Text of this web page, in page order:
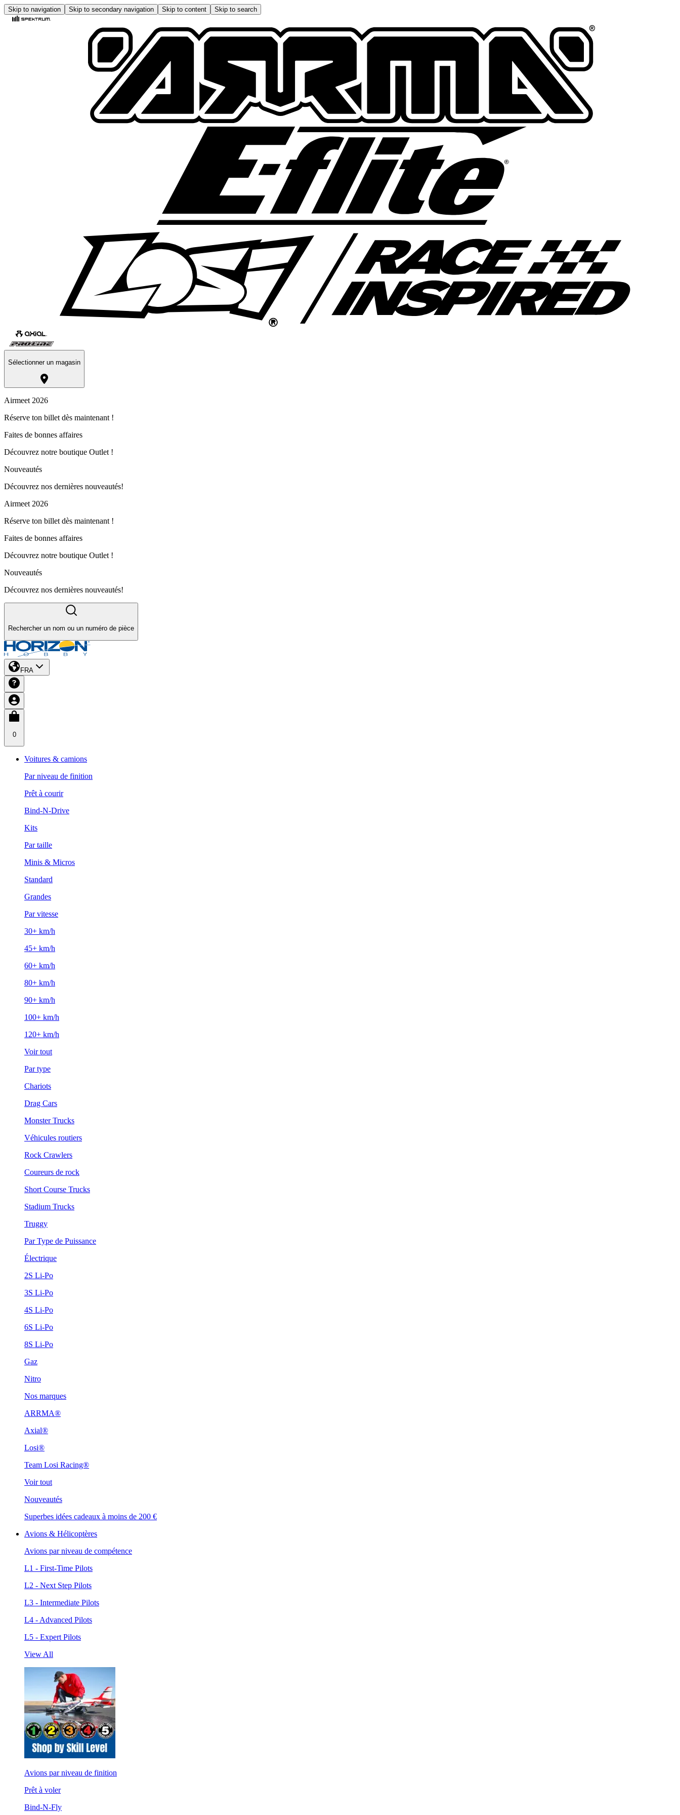
Skip to navigation Skip to secondary navigation Skip to content Skip to search
Sélectionner un magasin
Airmeet 2026
Réserve ton billet dès maintenant !
Faites de bonnes affaires
Découvrez notre boutique Outlet !
Nouveautés
Découvrez nos dernières nouveautés!
Airmeet 2026
Réserve ton billet dès maintenant !
Faites de bonnes affaires
Découvrez notre boutique Outlet !
Nouveautés
Découvrez nos dernières nouveautés!
Rechercher un nom ou un numéro de pièce
FRA
0
Voitures & camions
Par niveau de finition
Prêt à courir
Bind-N-Drive
Kits
Par taille
Minis & Micros
Standard
Grandes
Par vitesse
30+ km/h
45+ km/h
60+ km/h
80+ km/h
90+ km/h
100+ km/h
120+ km/h
Voir tout
Par type
Chariots
Drag Cars
Monster Trucks
Véhicules routiers
Rock Crawlers
Coureurs de rock
Short Course Trucks
Stadium Trucks
Truggy
Par Type de Puissance
Électrique
2S Li-Po
3S Li-Po
4S Li-Po
6S Li-Po
8S Li-Po
Gaz
Nitro
Nos marques
ARRMA®
Axial®
Losi®
Team Losi Racing®
Voir tout
Nouveautés
Superbes idées cadeaux à moins de 200 €
Avions & Hélicoptères
Avions par niveau de compétence
L1 - First-Time Pilots
L2 - Next Step Pilots
L3 - Intermediate Pilots
L4 - Advanced Pilots
L5 - Expert Pilots
View All
Avions par niveau de finition
Prêt à voler
Bind-N-Fly